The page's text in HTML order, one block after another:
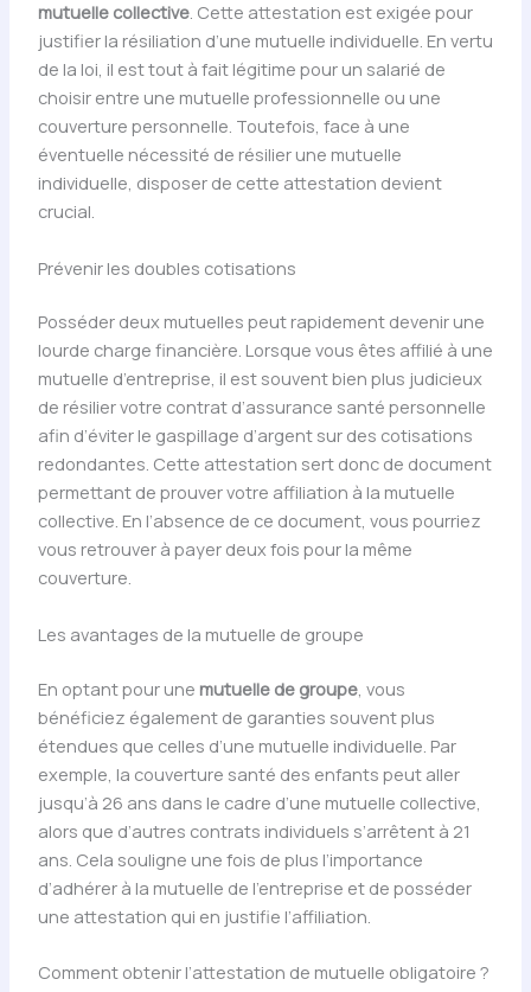
mutuelle collective. Cette attestation est exigée pour
justifier la résiliation d’une mutuelle individuelle. En vertu
de la loi, il est tout à fait légitime pour un salarié de
choisir entre une mutuelle professionnelle ou une
couverture personnelle. Toutefois, face à une
éventuelle nécessité de résilier une mutuelle
individuelle, disposer de cette attestation devient
crucial.
Prévenir les doubles cotisations
Posséder deux mutuelles peut rapidement devenir une
lourde charge financière. Lorsque vous êtes affilié à une
mutuelle d’entreprise, il est souvent bien plus judicieux
de résilier votre contrat d’assurance santé personnelle
afin d’éviter le gaspillage d’argent sur des cotisations
redondantes. Cette attestation sert donc de document
permettant de prouver votre affiliation à la mutuelle
collective. En l’absence de ce document, vous pourriez
vous retrouver à payer deux fois pour la même
couverture.
Les avantages de la mutuelle de groupe
En optant pour une mutuelle de groupe, vous
bénéficiez également de garanties souvent plus
étendues que celles d’une mutuelle individuelle. Par
exemple, la couverture santé des enfants peut aller
jusqu’à 26 ans dans le cadre d’une mutuelle collective,
alors que d’autres contrats individuels s’arrêtent à 21
ans. Cela souligne une fois de plus l’importance
d’adhérer à la mutuelle de l’entreprise et de posséder
une attestation qui en justifie l’affiliation.
Comment obtenir l’attestation de mutuelle obligatoire ?